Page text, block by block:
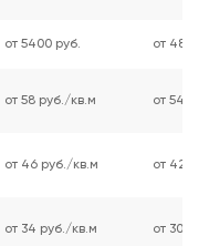
от 5400 руб. от 4800
от 58 руб./кв.м от 54
от 46 руб./кв.м от 42
от 34 руб./кв.м от 30